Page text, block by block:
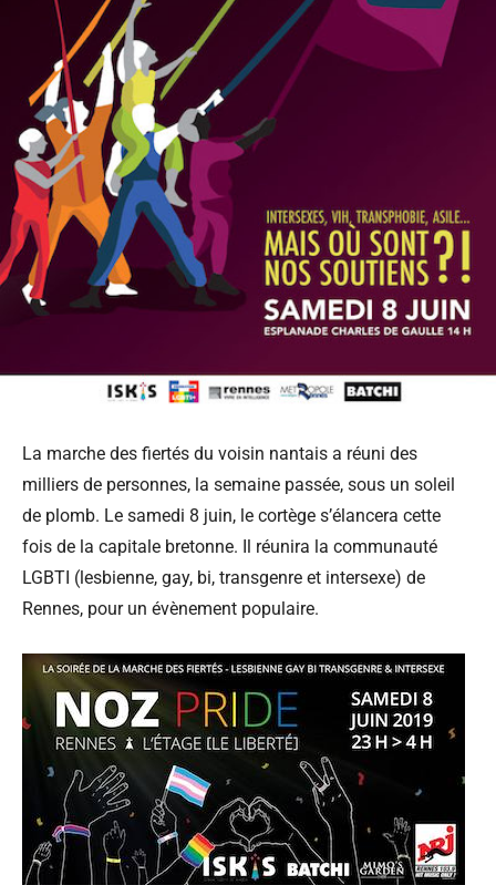
La marche des fiertés du voisin nantais a réuni des
milliers de personnes, la semaine passée, sous un soleil
de plomb. Le samedi 8 juin, le cortège s’élancera cette
fois de la capitale bretonne. Il réunira la communauté
LGBTI (lesbienne, gay, bi, transgenre et intersexe) de
Rennes, pour un évènement populaire.